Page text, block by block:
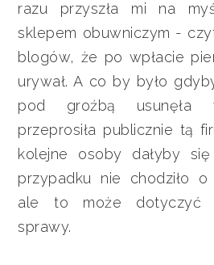
razu przyszła mi na
sklepem obuwniczym -
blogów, że po wpłacie
urywał. A co by było
pod groźbą
przeprosiła publicznie tą
kolejne osoby dałyby
przypadku nie chodziło
ale to może dotyczyć
sprawy.